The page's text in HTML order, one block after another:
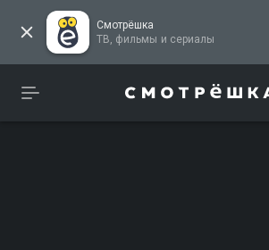
Смотрёшка
ТВ, фильмы и сериалы